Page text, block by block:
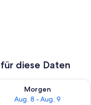
diese Daten
Nacht, Aug. 7 - Aug. 8.
Morgen
Aug. 8 - Aug. 9
die Verfügbarkeit